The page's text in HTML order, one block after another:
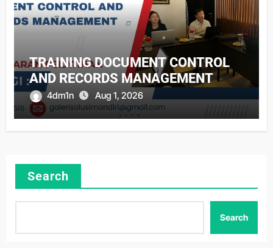
TRAINING DOCUMENT CONTROL
AND RECORDS MANAGEMENT
4dm1n Aug 1, 2026
Search
Search